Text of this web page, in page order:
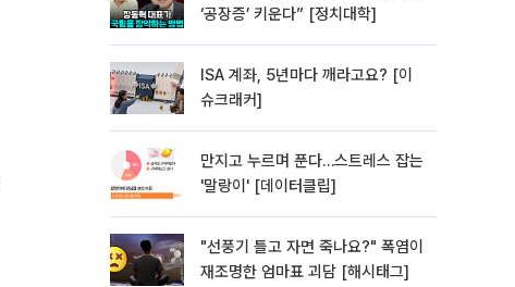
‘공장증’ 키운다” [정치대학]
ISA 계좌, 5년마다 깨라고요? [이
슈크래커]
만지고 누르며 푼다…스트레스 잡는
'말랑이' [데이터클립]
"선풍기 틀고 자면 죽나요?" 폭염이
재조명한 엄마표 괴담 [해시태그]